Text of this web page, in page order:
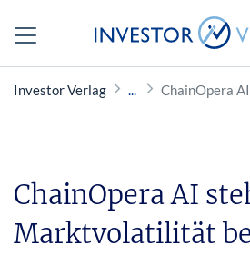
Investor Verlag ChainOpera
ChainOpera AI
Marktvolatilität